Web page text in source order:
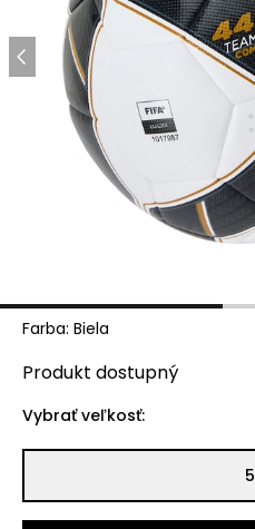
Farba: Biela
Produkt dostupný
Vybrať veľkosť:
5